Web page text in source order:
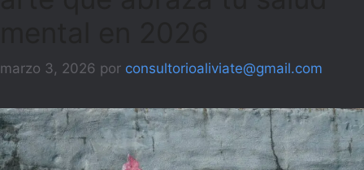
marzo 3, 2026 por consultorioaliviate@gmail.com